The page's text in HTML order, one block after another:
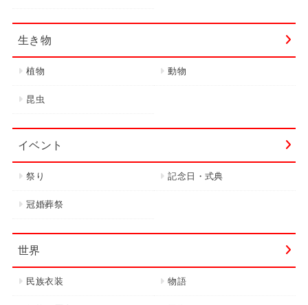
生き物
植物 動物
昆虫
イベント
祭り 記念日・式典
冠婚葬祭
世界
民族衣装 物語